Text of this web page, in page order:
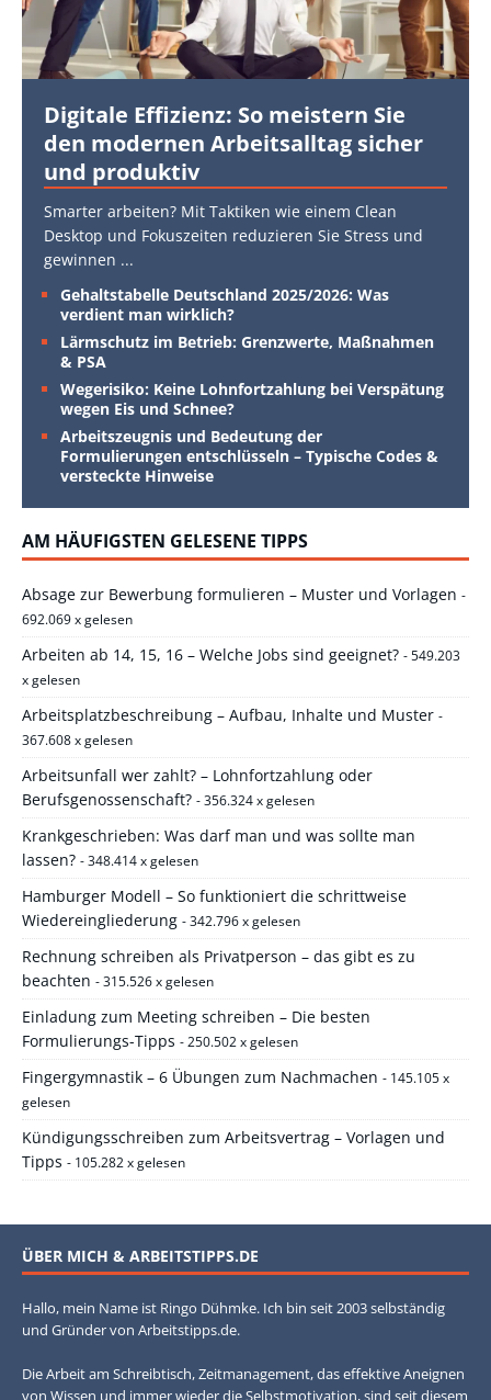
Digitale Effizienz: So meistern Sie
den modernen Arbeitsalltag sicher
und produktiv
Smarter arbeiten? Mit Taktiken wie einem Clean
Desktop und Fokuszeiten reduzieren Sie Stress und
gewinnen ...
Gehaltstabelle Deutschland 2025/2026: Was
verdient man wirklich?
Lärmschutz im Betrieb: Grenzwerte, Maßnahmen
& PSA
Wegerisiko: Keine Lohnfortzahlung bei Verspätung
wegen Eis und Schnee?
Arbeitszeugnis und Bedeutung der
Formulierungen entschlüsseln – Typische Codes &
versteckte Hinweise
AM HÄUFIGSTEN GELESENE TIPPS
Absage zur Bewerbung formulieren – Muster und Vorlagen -
692.069 x gelesen
Arbeiten ab 14, 15, 16 – Welche Jobs sind geeignet? - 549.203
x gelesen
Arbeitsplatzbeschreibung – Aufbau, Inhalte und Muster -
367.608 x gelesen
Arbeitsunfall wer zahlt? – Lohnfortzahlung oder
Berufsgenossenschaft? - 356.324 x gelesen
Krankgeschrieben: Was darf man und was sollte man
lassen? - 348.414 x gelesen
Hamburger Modell – So funktioniert die schrittweise
Wiedereingliederung - 342.796 x gelesen
Rechnung schreiben als Privatperson – das gibt es zu
beachten - 315.526 x gelesen
Einladung zum Meeting schreiben – Die besten
Formulierungs-Tipps - 250.502 x gelesen
Fingergymnastik – 6 Übungen zum Nachmachen - 145.105 x
gelesen
Kündigungsschreiben zum Arbeitsvertrag – Vorlagen und
Tipps - 105.282 x gelesen
ÜBER MICH & ARBEITSTIPPS.DE
Hallo, mein Name ist Ringo Dühmke. Ich bin seit 2003 selbständig
und Gründer von Arbeitstipps.de.
Die Arbeit am Schreibtisch, Zeitmanagement, das effektive Aneignen
von Wissen und immer wieder die Selbstmotivation, sind seit diesem